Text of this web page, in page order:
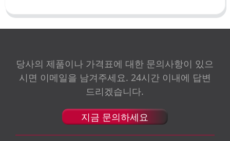
당사의 제품이나 가격표에 대한 문의사항이 있으
시면 이메일을 남겨주세요. 24시간 이내에 답변
드리겠습니다.
지금 문의하세요